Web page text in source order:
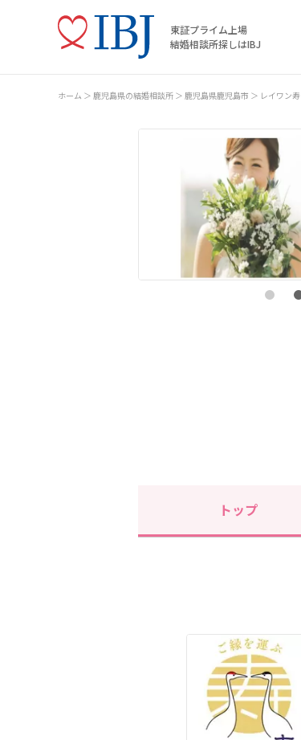
東証プライム上場
結婚相談所探しはIBJ
ホーム 鹿児島県の結婚相談所 鹿児島県鹿児島市 レイワン寿
トップ